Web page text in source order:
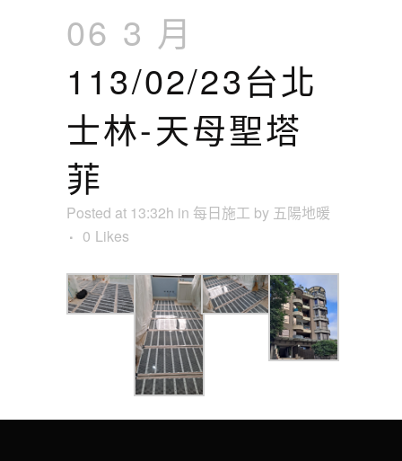
06 3 月
113/02/23台北
士林-天母聖塔
菲
Posted at 13:32h in 每日施工 by 五陽地暖
0 Likes